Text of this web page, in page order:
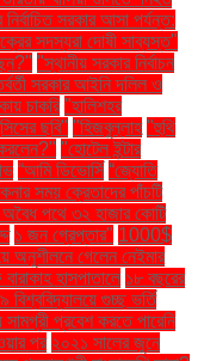
নির্বাচিত সরকার আসা পর্যন্ত:
সদস্যরা দোষী সাব্যস্ত"
"স্থানীয় সরকার নির্বাচন
সরকার আইনি দলিল ও
চাকরি "হালিশহর
ছবি" "হিজবুল্লাহ "হুথি
"হোটেল ইন্টার
“আমি ডিভোর্সি “জ্যোতি
সময় ক্রেতাদের পাঁচটি
অবৈধ পথে ৩২ হাজার কোটি
১ জন গ্রেপ্তার" 1000$
অনুশীলনে গেলেন নেইমার
হাসপাতালে ১৮ বছরের
বিশ্ববিদ্যালয়ে গুচ্ছ ভর্তি
প্রবেশ করতে পারেনি
পর ২০২১ সালের জুনে